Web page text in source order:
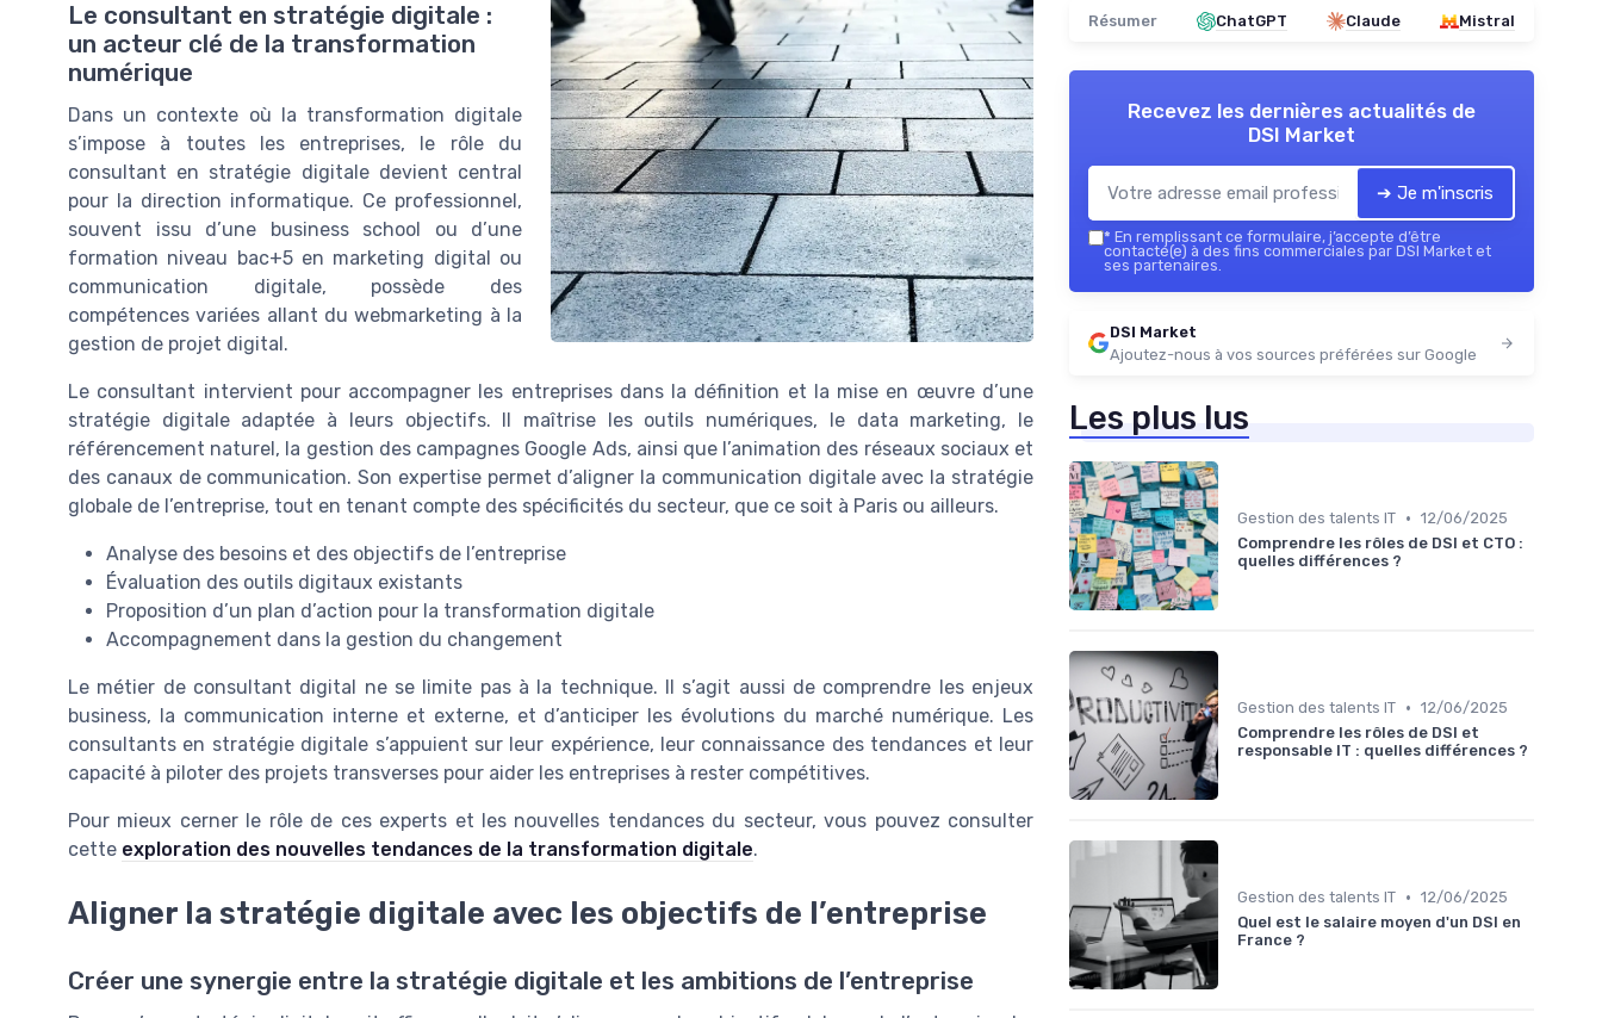
Le consultant en stratégie digitale :
un acteur clé de la transformation
numérique
Dans un contexte où la transformation digitale
s’impose à toutes les entreprises, le rôle du
consultant en stratégie digitale devient central
pour la direction informatique. Ce professionnel,
souvent issu d’une business school ou d’une
formation niveau bac+5 en marketing digital ou
communication digitale, possède des
compétences variées allant du webmarketing à la
gestion de projet digital.
Le consultant intervient pour accompagner les entreprises dans la définition et la mise en œuvre d’une
stratégie digitale adaptée à leurs objectifs. Il maîtrise les outils numériques, le data marketing, le
référencement naturel, la gestion des campagnes Google Ads, ainsi que l’animation des réseaux sociaux et
des canaux de communication. Son expertise permet d’aligner la communication digitale avec la stratégie
globale de l’entreprise, tout en tenant compte des spécificités du secteur, que ce soit à Paris ou ailleurs.
Analyse des besoins et des objectifs de l’entreprise
Évaluation des outils digitaux existants
Proposition d’un plan d’action pour la transformation digitale
Accompagnement dans la gestion du changement
Le métier de consultant digital ne se limite pas à la technique. Il s’agit aussi de comprendre les enjeux
business, la communication interne et externe, et d’anticiper les évolutions du marché numérique. Les
consultants en stratégie digitale s’appuient sur leur expérience, leur connaissance des tendances et leur
capacité à piloter des projets transverses pour aider les entreprises à rester compétitives.
Pour mieux cerner le rôle de ces experts et les nouvelles tendances du secteur, vous pouvez consulter
cette exploration des nouvelles tendances de la transformation digitale.
Aligner la stratégie digitale avec les objectifs de l’entreprise
Créer une synergie entre la stratégie digitale et les ambitions de l’entreprise
Résumer ChatGPT Claude Mistral
Recevez les dernières actualités de
DSI Market
➔ Je m'inscris
* En remplissant ce formulaire, j’accepte d’être
contacté(e) à des fins commerciales par DSI Market et
ses partenaires.
DSI Market
Ajoutez-nous à vos sources préférées sur Google
Les plus lus
Gestion des talents IT • 12/06/2025
Comprendre les rôles de DSI et CTO :
quelles différences ?
Gestion des talents IT • 12/06/2025
Comprendre les rôles de DSI et
responsable IT : quelles différences ?
Gestion des talents IT • 12/06/2025
Quel est le salaire moyen d'un DSI en
France ?